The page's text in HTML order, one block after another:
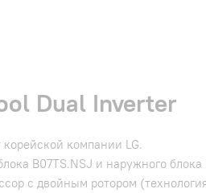
Dual Inverter
компании LG.
B07TS.NSJ и наружного блока
с двойным ротором